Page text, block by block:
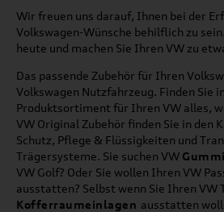
Wir freuen uns darauf, Ihnen bei der
Volkswagen-Wünsche behilflich zu
heute und machen Sie Ihren VW zu
Das passende Zubehör für Ihren
Volkswagen Nutzfahrzeug. Finden Sie
Produktsortiment für Ihren VW alles,
VW Original Zubehör finden Sie in den
Schutz, Pflege & Flüssigkeiten und
Trägersysteme. Sie suchen VW
VW Golf? Oder Sie wollen Ihren VW
ausstatten? Selbst wenn Sie Ihren VW
Kofferraumeinlagen ausstatten